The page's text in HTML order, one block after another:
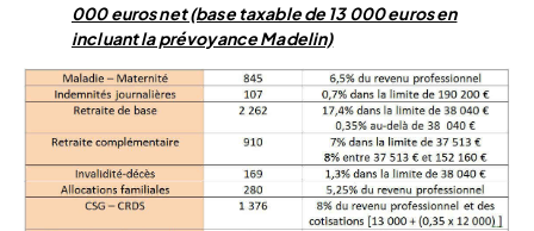
000 euros net (base taxable de 13 000 euros en
incluant la prévoyance Madelin)